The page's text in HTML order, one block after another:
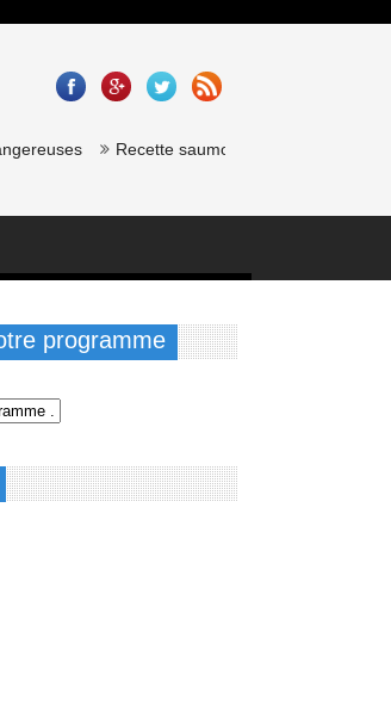
Recette saumon gravlax de chef étoilé
programme